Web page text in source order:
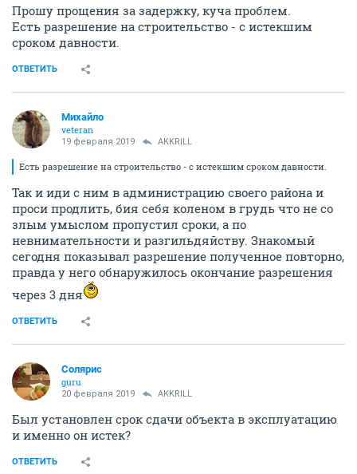
Прошу прощения за задержку, куча проблем.
Есть разрешение на строительство - с истекшим
сроком давности.
ОТВЕТИТЬ
Михайло
veteran
19 февраля 2019 AKKRILL
Есть разрешение на строительство - с истекшим сроком давности.
Так и иди с ним в администрацию своего района и
проси продлить, бия себя коленом в грудь что не со
злым умыслом пропустил сроки, а по
невнимательности и разгильдяйству. Знакомый
сегодня показывал разрешение полученное повторно,
правда у него обнаружилось окончание разрешения
через 3 дня
ОТВЕТИТЬ
Солярис
guru
20 февраля 2019 AKKRILL
Был установлен срок сдачи объекта в эксплуатацию
и именно он истек?
ОТВЕТИТЬ